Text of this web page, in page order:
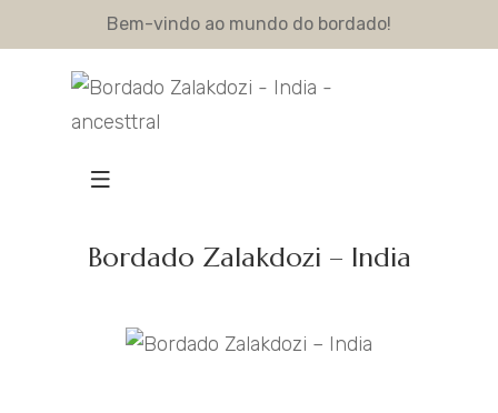
Bem-vindo ao mundo do bordado!
Bordado Zalakdozi – India